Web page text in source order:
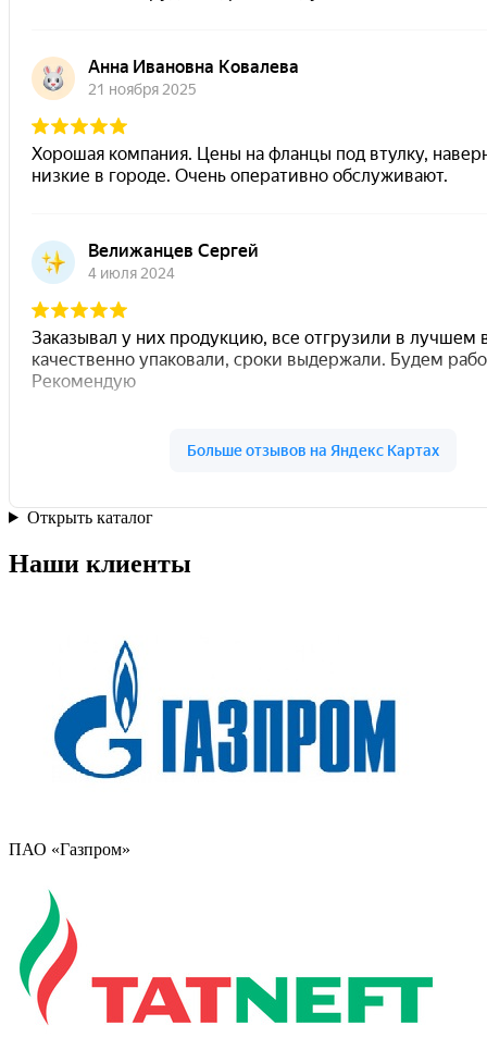
Открыть каталог
Наши клиенты
ПАО «Газпром»